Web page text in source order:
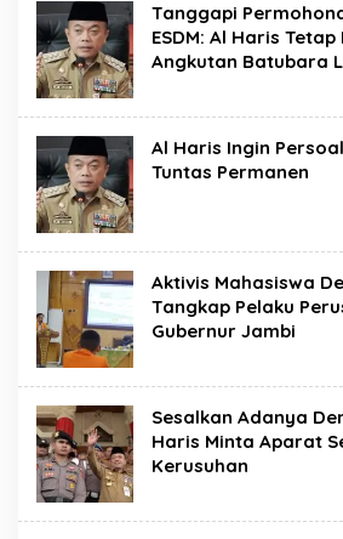
Tanggapi
ESDM: Al Haris
Angkutan Batubara
Al Haris Ingin
Tuntas Permanen
Aktivis Mahasiswa
Tangkap Pelaku
Gubernur Jambi
Sesalkan Adanya
Haris Minta Aparat
Kerusuhan